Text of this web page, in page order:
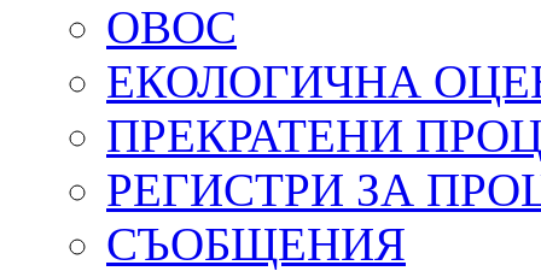
ОВОС
ЕКОЛОГИЧНА
ПРЕКРАТЕНИ
РЕГИСТРИ ЗА
СЪОБЩЕНИЯ